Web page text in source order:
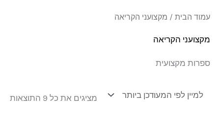
עמוד הבית / מקצועני הקריאה
מקצועני הקריאה
ספרות מקצועית
מציגים את כל ⁦9⁩ התוצאות